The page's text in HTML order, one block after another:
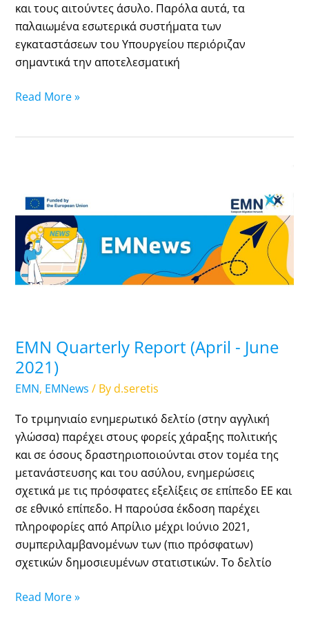
και τους αιτούντες άσυλο. Παρόλα αυτά, τα
παλαιωμένα εσωτερικά συστήματα των
εγκαταστάσεων του Υπουργείου περιόριζαν
σημαντικά την αποτελεσματική
Read More »
EMN Quarterly Report (April - June
2021)
EMN, EMNews / Byd.seretis
Το τριμηνιαίο ενημερωτικό δελτίο (στην αγγλική
γλώσσα) παρέχει στους φορείς χάραξης πολιτικής
και σε όσους δραστηριοποιούνται στον τομέα της
μετανάστευσης και του ασύλου, ενημερώσεις
σχετικά με τις πρόσφατες εξελίξεις σε επίπεδο ΕΕ και
σε εθνικό επίπεδο. Η παρούσα έκδοση παρέχει
πληροφορίες από Απρίλιο μέχρι Ιούνιο 2021,
συμπεριλαμβανομένων των (πιο πρόσφατων)
σχετικών δημοσιευμένων στατιστικών. Το δελτίο
Report
(April
June
2021)
Read More »